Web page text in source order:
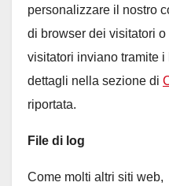
personalizzare il nostro
di browser dei visitatori
visitatori inviano tramite
dettagli nella sezione di
riportata.
File di log
Come molti altri siti web,